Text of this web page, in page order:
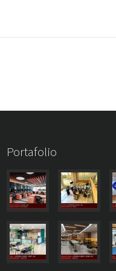
Portafolio